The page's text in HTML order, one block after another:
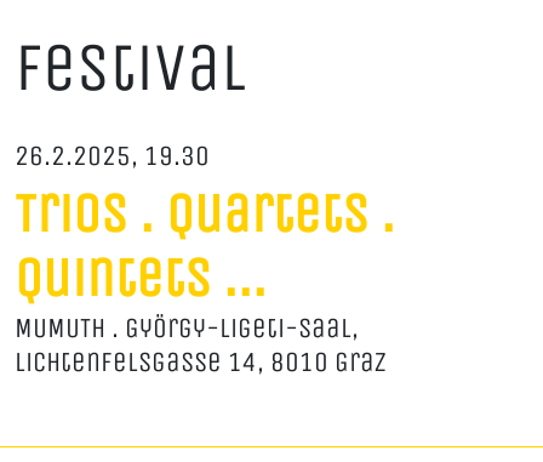
Festival
26.2.2025, 19.30
Trios . Quartets .
Quintets ...
MUMUTH . György-Ligeti-Saal,
Lichtenfelsgasse 14, 8010 Graz